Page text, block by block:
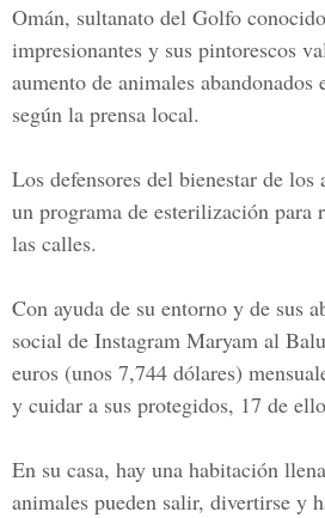
Omán, sultanato del Golfo
impresionantes y sus pintorescos
aumento de animales
según la prensa local.
Los defensores del bienestar de los
un programa de esterilización para
las calles.
Con ayuda de su entorno y de sus
social de Instagram Maryam al
euros (unos 7,744 dólares)
y cuidar a sus protegidos, 17 de
En su casa, hay una habitación
animales pueden salir, divertirse y